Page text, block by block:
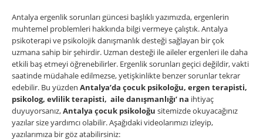
Antalya ergenlik sorunları güncesi başlıklı yazımızda, ergenlerin
muhtemel problemleri hakkında bilgi vermeye çalıştık. Antalya
psikoterapi ve psikolojik danışmanlık desteği sağlayan bir çok
uzmana sahip bir şehirdir. Uzman desteği ile aileler ergenleri ile daha
etkili baş etmeyi öğrenebilirler. Ergenlik sorunları geçici değildir, vakti
saatinde müdahale edilmezse, yetişkinlikte benzer sorunlar tekrar
edebilir. Bu yüzden Antalya’da çocuk psikoloğu, ergen terapisti,
psikolog, evlilik terapisti, aile danışmanlığı’ na ihtiyaç
duyuyorsanız,Antalya çocuk psikoloğu sitemizde okuyacağınız
yazılar size yardımcı olabilir. Aşağıdaki videolarımızı izleyip,
yazılarımıza bir göz atabilirsiniz: